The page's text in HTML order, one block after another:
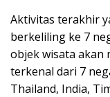
Aktivitas terakhir
berkeliling ke 7
objek wisata akan
terkenal dari 7
Thailand, India,